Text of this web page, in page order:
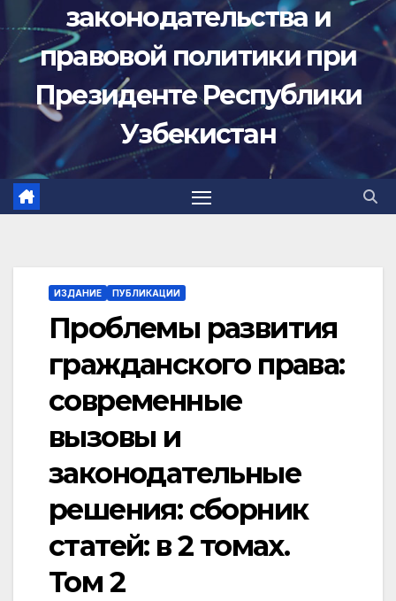
законодательства и
правовой политики при
Президенте Республики
Узбекистан
ИЗДАНИЕ ПУБЛИКАЦИИ
Проблемы развития
гражданского права:
современные
вызовы и
законодательные
решения: сборник
статей: в 2 томах.
Том 2